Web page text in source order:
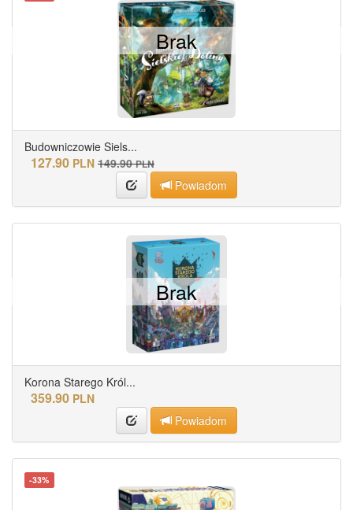
Budowniczowie Siels...
127.90 PLN 149.90 PLN
Powiadom
Brak
Korona Starego Król...
359.90 PLN
Powiadom
Brak
-33%